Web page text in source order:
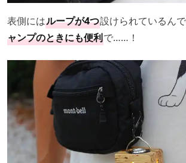
表側にはループが4つ設けられているん
ャンプのときにも便利で……！